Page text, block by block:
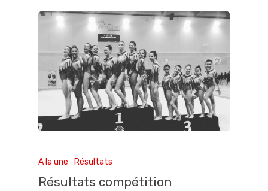
A la une Résultats
Résultats compétition